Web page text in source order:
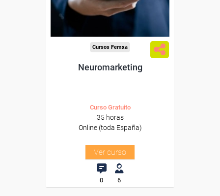
Sector
-Comercio.
Cursos Femxa
Neuromarketing
Curso Gratuito
35 horas
Online (toda España)
Ver curso
0 6